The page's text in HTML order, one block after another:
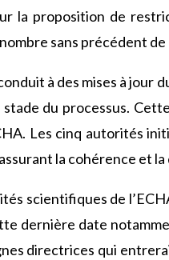
la proposition de
sans précédent
à des mises à jour
du processus.
Les cinq autorités
la cohérence et
scientifiques de
dernière date
directrices qui